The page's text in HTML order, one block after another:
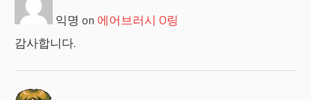
익명 on 에어브러시 O링
감사합니다.